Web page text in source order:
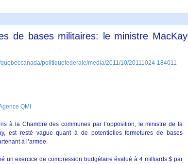
de bases militaires: le ministre MacKay
QMI
à la Chambre des communes par l’opposition, le ministre de la
est resté vague quant à de potentielles fermetures de bases
à l’armée.
un exercice de compression budgétaire évalué à 4 milliards $ par